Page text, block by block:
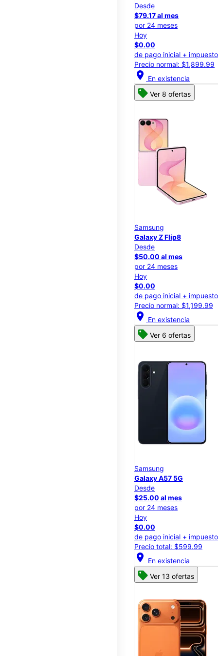
Desde
$79.17 al mes
por 24 meses
Hoy
$0.00
de pago inicial +
Precio normal: $1,899.99
location_on En existencia
Ver 8 ofertas
Samsung
Galaxy Z Flip8
Desde
$50.00 al mes
por 24 meses
Hoy
$0.00
de pago inicial +
Precio normal: $1,199.99
location_on En existencia
Ver 6 ofertas
Samsung
Galaxy A57 5G
Desde
$25.00 al mes
por 24 meses
Hoy
$0.00
de pago inicial +
Precio total: $599.99
location_on En existencia
Ver 13 ofertas